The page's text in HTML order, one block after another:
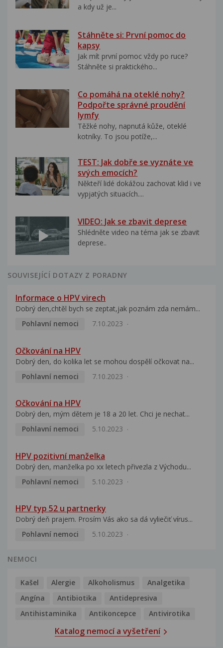
a kdy už je...
Stáhněte si: První pomoc do
kapsy
Jak mít první pomoc vždy po ruce?
Stáhněte si praktického...
Co pomáhá na oteklé nohy?
Podpořte správné proudění
lymfy
Těžké nohy, napnutá kůže, oteklé
kotníky. To jsou potíže,...
TEST: Jak dobře se vyznáte ve
svých emocích?
Někteří lidé dokážou zachovat klid i ve
vypjatých situacích....
VIDEO: Jak se zbavit deprese
Shlédněte video na téma jak se zbavit
deprese..
SOUVISEJÍCÍ DOTAZY Z PORADNY
Informace o HPV virech
Dobrý den,chtěl bych se zeptat,jak poznám zda nemám...
Pohlavní nemoci
7.10.2023
Očkování na HPV
Dobrý den, do kolika let se mohou dospělí očkovat na...
Pohlavní nemoci
7.10.2023
Očkování na HPV
Dobrý den, mým dětem je 18 a 20 let. Chci je nechat...
Pohlavní nemoci
5.10.2023
HPV pozitivní manželka
Dobrý den, manželka po xx letech přivezla z Východu...
Pohlavní nemoci
5.10.2023
HPV typ 52 u partnerky
Dobrý deň prajem. Prosím Vás ako sa dá vyliečiť vírus...
Pohlavní nemoci
5.10.2023
NEMOCI
Kašel Alergie Alkoholismus
Analgetika
Angína
Antibiotika
Antidepresiva
Antihistaminika
Antikoncepce Antivirotika
Katalog nemocí a vyšetření